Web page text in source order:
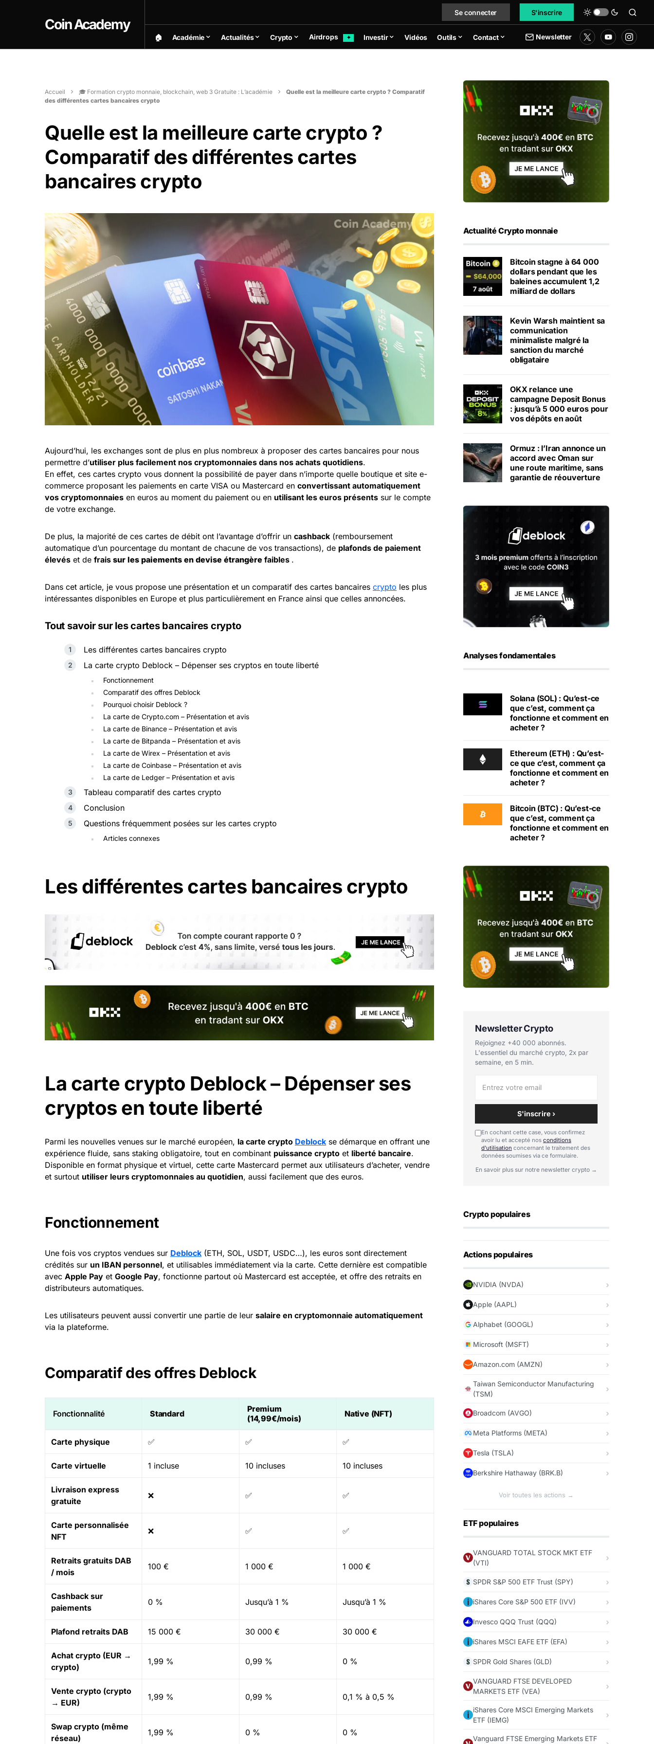
Coin Academy
Se connecter S'inscrire
🏠︎ Académie Actualités Crypto Airdrops ✦ Investir Vidéos Outils Contact Newsletter
Accueil 🎓 Formation crypto monnaie, blockchain, web 3 Gratuite : L’académie
Quelle est la meilleure carte crypto ? Comparatif
des différentes cartes bancaires crypto
Quelle est la meilleure carte crypto ?
Comparatif des différentes cartes
bancaires crypto
Aujourd’hui, les exchanges sont de plus en plus nombreux à proposer des cartes bancaires pour nous
permettre d’utiliser plus facilement nos cryptomonnaies dans nos achats quotidiens.
En effet, ces cartes crypto vous donnent la possibilité de payer dans n’importe quelle boutique et site e-
commerce proposant les paiements en carte VISA ou Mastercard en convertissant automatiquement
vos cryptomonnaies en euros au moment du paiement ou en utilisant les euros présents sur le compte
de votre exchange.
De plus, la majorité de ces cartes de débit ont l’avantage d’offrir un cashback (remboursement
automatique d’un pourcentage du montant de chacune de vos transactions), de plafonds de paiement
élevés et de frais sur les paiements en devise étrangère faibles .
Dans cet article, je vous propose une présentation et un comparatif des cartes bancaires crypto les plus
intéressantes disponibles en Europe et plus particulièrement en France ainsi que celles annoncées.
Tout savoir sur les cartes bancaires crypto
Les différentes cartes bancaires crypto
La carte crypto Deblock – Dépenser ses cryptos en toute liberté
Fonctionnement
Comparatif des offres Deblock
Pourquoi choisir Deblock ?
La carte de Crypto.com – Présentation et avis
La carte de Binance – Présentation et avis
La carte de Bitpanda – Présentation et avis
La carte de Wirex – Présentation et avis
La carte de Coinbase – Présentation et avis
La carte de Ledger – Présentation et avis
Tableau comparatif des cartes crypto
Conclusion
Questions fréquemment posées sur les cartes crypto
Articles connexes
Les différentes cartes bancaires crypto
La carte crypto Deblock – Dépenser ses
cryptos en toute liberté
Parmi les nouvelles venues sur le marché européen, la carte crypto Deblock se démarque en offrant une
expérience fluide, sans staking obligatoire, tout en combinant puissance crypto et liberté bancaire.
Disponible en format physique et virtuel, cette carte Mastercard permet aux utilisateurs d’acheter, vendre
et surtout utiliser leurs cryptomonnaies au quotidien, aussi facilement que des euros.
Fonctionnement
Une fois vos cryptos vendues sur Deblock (ETH, SOL, USDT, USDC…), les euros sont directement
crédités sur un IBAN personnel, et utilisables immédiatement via la carte. Cette dernière est compatible
avec Apple Pay et Google Pay, fonctionne partout où Mastercard est acceptée, et offre des retraits en
distributeurs automatiques.
Les utilisateurs peuvent aussi convertir une partie de leur salaire en cryptomonnaie automatiquement
via la plateforme.
Comparatif des offres Deblock
Fonctionnalité Standard
Premium
(14,99€/mois)
Native (NFT)
Carte physique ✅ ✅ ✅
Carte virtuelle 1 incluse 10 incluses 10 incluses
Livraison express
gratuite
❌ ✅ ✅
Carte personnalisée
NFT
❌ ✅ ✅
Retraits gratuits DAB
/ mois
100 € 1 000 € 1 000 €
Cashback sur
paiements
0 % Jusqu’à 1 % Jusqu’à 1 %
Plafond retraits DAB 15 000 € 30 000 € 30 000 €
Achat crypto (EUR →
crypto)
1,99 % 0,99 % 0 %
Vente crypto (crypto
→ EUR)
1,99 % 0,99 % 0,1 % à 0,5 %
Swap crypto (même
réseau)
1,99 % 0 % 0 %
Actualité Crypto monnaie
Bitcoin stagne à 64 000
dollars pendant que les
baleines accumulent 1,2
milliard de dollars
Kevin Warsh maintient sa
communication
minimaliste malgré la
sanction du marché
obligataire
OKX relance une
campagne Deposit Bonus
: jusqu’à 5 000 euros pour
vos dépôts en août
Ormuz : l’Iran annonce un
accord avec Oman sur
une route maritime, sans
garantie de réouverture
Analyses fondamentales
Solana (SOL) : Qu’est-ce
que c’est, comment ça
fonctionne et comment en
acheter ?
Ethereum (ETH) : Qu’est-
ce que c’est, comment ça
fonctionne et comment en
acheter ?
Bitcoin (BTC) : Qu’est-ce
que c’est, comment ça
fonctionne et comment en
acheter ?
Newsletter Crypto
Rejoignez +40 000 abonnés.
L'essentiel du marché crypto, 2x par
semaine, en 5 min.
S'inscrire ›
En cochant cette case, vous confirmez
avoir lu et accepté nos conditions
d'utilisation concernant le traitement des
données soumises via ce formulaire.
En savoir plus sur notre newsletter crypto →
Crypto populaires
Actions populaires
NVIDIA (NVDA)
Apple (AAPL)
Alphabet (GOOGL)
Microsoft (MSFT)
Amazon.com (AMZN)
Taiwan Semiconductor Manufacturing
(TSM)
Broadcom (AVGO)
Meta Platforms (META)
Tesla (TSLA)
Berkshire Hathaway (BRK.B)
Voir toutes les actions →
ETF populaires
VANGUARD TOTAL STOCK MKT ETF
(VTI)
SPDR S&P 500 ETF Trust (SPY)
iShares Core S&P 500 ETF (IVV)
Invesco QQQ Trust (QQQ)
iShares MSCI EAFE ETF (EFA)
SPDR Gold Shares (GLD)
VANGUARD FTSE DEVELOPED
MARKETS ETF (VEA)
iShares Core MSCI Emerging Markets
ETF (IEMG)
Vanguard FTSE Emerging Markets ETF